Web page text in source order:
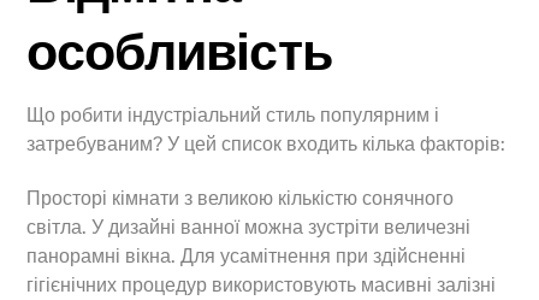
особливість
Що робити індустріальний стиль популярним і
затребуваним? У цей список входить кілька факторів:
Просторі кімнати з великою кількістю сонячного
світла. У дизайні ванної можна зустріти величезні
панорамні вікна. Для усамітнення при здійсненні
гігієнічних процедур використовують масивні залізні